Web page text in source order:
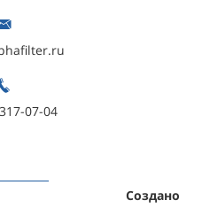
07-04
Создано